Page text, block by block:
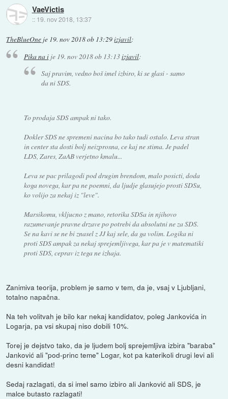
VaeVictis
:: 19. nov 2018, 13:37
TheBlueOne je 19. nov 2018 ob 13:29izjavil:
Pika na ije 19. nov 2018 ob 13:13izjavil:
Saj pravim, vedno boš imel izbiro, ki se glasi - samo
da ni SDS.
To prodaja SDS ampak ni tako.
Dokler SDS ne spremeni nacina bo tako tudi ostalo. Leva stran
in center sta dosti bolj neizprosna, ce kaj ne stima. Je padel
LDS, Zares, ZaAB verjetno kmalu...
Leva se pac prilagodi pod drugim brendom, malo posicti, doda
koga novega, kar pa ne poemni, da ljudje glasujejo prosti SDSu,
ko volijo za nekaj iz "leve".
Marsikomu, vkljucno z mano, retorika SDSa in njihovo
razumevanje pravne drzave po potrebi da absolutni ne za SDS.
Se na kavi se ne bi znasel z JJ kaj sele, da ga volim. Logika ni
proti SDS ampak za nekaj sprejemljivega, kar pa je v matematiki
proti SDS, ceprav iz tega ne izhaja.
Zanimiva teorija, problem je samo v tem, da je, vsaj v Ljubljani,
totalno napačna.
Na teh volitvah je bilo kar nekaj kandidatov, poleg Jankovića in
Logarja, pa vsi skupaj niso dobili 10%.
Torej je dejstvo tako, da je ljudem bolj sprejemljiva izbira "baraba"
Janković ali "pod-princ teme" Logar, kot pa katerikoli drugi levi ali
desni kandidat!
Sedaj razlagati, da si imel samo izbiro ali Janković ali SDS, je
malce butasto razlagati!